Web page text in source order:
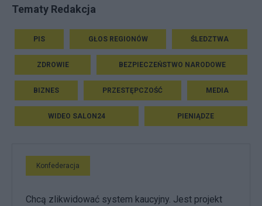
Tematy Redakcja
PIS GŁOS REGIONÓW ŚLEDZTWA
ZDROWIE BEZPIECZEŃSTWO NARODOWE
BIZNES PRZESTĘPCZOŚĆ MEDIA
WIDEO SALON24 PIENIĄDZE
Konfederacja
Chcą zlikwidować system kaucyjny. Jest projekt